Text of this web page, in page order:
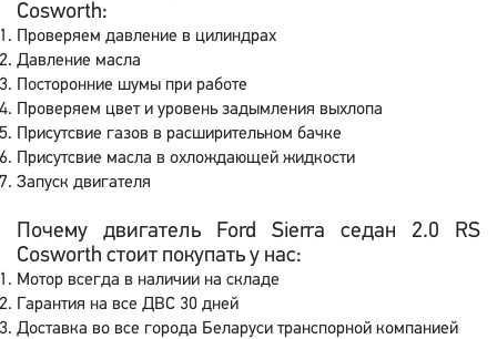
Cosworth:
Проверяем давление в цилиндрах
Давление масла
Посторонние шумы при работе
Проверяем цвет и уровень задымления выхлопа
Присутсвие газов в расширительном бачке
Присутсвие масла в охлождающей жидкости
Запуск двигателя
Почему двигатель Ford Sierra седан 2.0 RS
Cosworth стоит покупать у нас:
Мотор всегда в наличии на складе
Гарантия на все ДВС 30 дней
Доставка во все города Беларуси транспорной компанией